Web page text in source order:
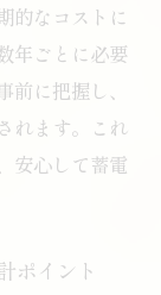
的なコストに
年ごとに必要
に把握し、
れます。これ
安心して蓄電
ポイント